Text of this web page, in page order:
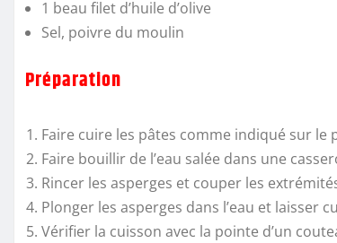
1 beau filet d’huile d’olive
Sel, poivre du moulin
Préparation
Faire cuire les pâtes comme indiqué sur le
Faire bouillir de l’eau salée dans une
Rincer les asperges et couper les
Plonger les asperges dans l’eau et laisser
Vérifier la cuisson avec la pointe d’un